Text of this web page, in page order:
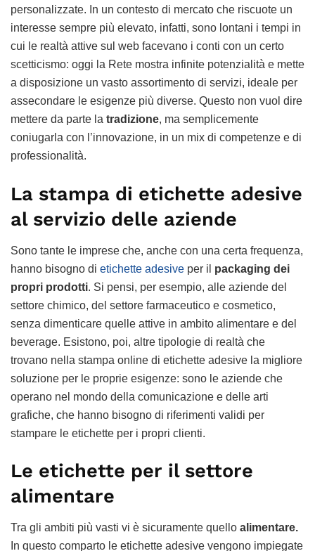
personalizzate. In un contesto di mercato che riscuote un
interesse sempre più elevato, infatti, sono lontani i tempi in
cui le realtà attive sul web facevano i conti con un certo
scetticismo: oggi la Rete mostra infinite potenzialità e mette
a disposizione un vasto assortimento di servizi, ideale per
assecondare le esigenze più diverse. Questo non vuol dire
mettere da parte la tradizione, ma semplicemente
coniugarla con l’innovazione, in un mix di competenze e di
professionalità.
La stampa di etichette adesive
al servizio delle aziende
Sono tante le imprese che, anche con una certa frequenza,
hanno bisogno di etichette adesive per il packaging dei
propri prodotti. Si pensi, per esempio, alle aziende del
settore chimico, del settore farmaceutico e cosmetico,
senza dimenticare quelle attive in ambito alimentare e del
beverage. Esistono, poi, altre tipologie di realtà che
trovano nella stampa online di etichette adesive la migliore
soluzione per le proprie esigenze: sono le aziende che
operano nel mondo della comunicazione e delle arti
grafiche, che hanno bisogno di riferimenti validi per
stampare le etichette per i propri clienti.
Le etichette per il settore
alimentare
Tra gli ambiti più vasti vi è sicuramente quello alimentare.
In questo comparto le etichette adesive vengono impiegate